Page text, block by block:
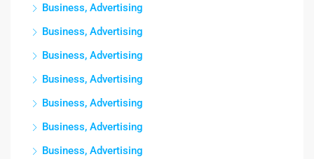
Business, Advertising
Business, Advertising
Business, Advertising
Business, Advertising
Business, Advertising
Business, Advertising
Business, Advertising